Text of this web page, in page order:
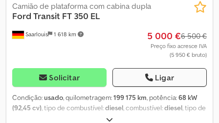
Saarlouis 1 618 km
Camião de plataforma com cabina dupla
Ford Transit FT 350 EL
5 000 €6 500 €
Preço fixo acresce IVA
(5 950 € bruto)
Solicitar Ligar
Condição:usado, quilometragem:199 175 km, potência:68 kW
(92,45 cv) , tipo de combustível:diesel , combustível:diesel , tipo de
, classe de emissão: